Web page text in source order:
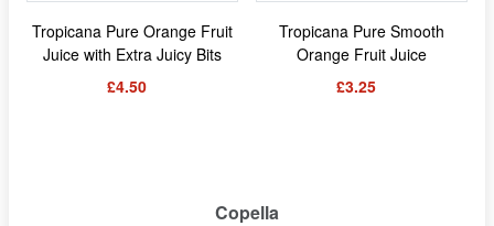
Tropicana Pure Orange Fruit
Juice with Extra Juicy Bits
£4.50
Tropicana Pure Smooth
Orange Fruit Juice
£3.25
Copella